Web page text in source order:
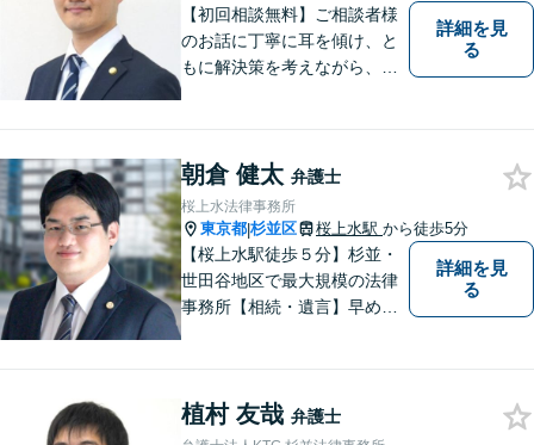
【初回相談無料】ご相談者様
のお話に丁寧に耳を傾け、と
もに解決策を考えながら、納
う日々精進して参ります。
【夜間や休日相談も対応可
能】【メール・WEB面談可】
詳細を見
る
朝倉 健太 弁護士
桜上水法律事務所
東京都|杉並区 桜上水駅 から徒歩5分
【桜上水駅徒歩５分】杉並・
世田谷地区で最大規模の法律
事務所【相続・遺言】早めの
談下さい【借金・債務整理】
生活再建に向けて伴走しま
詳細を見
る
植村 友哉 弁護士